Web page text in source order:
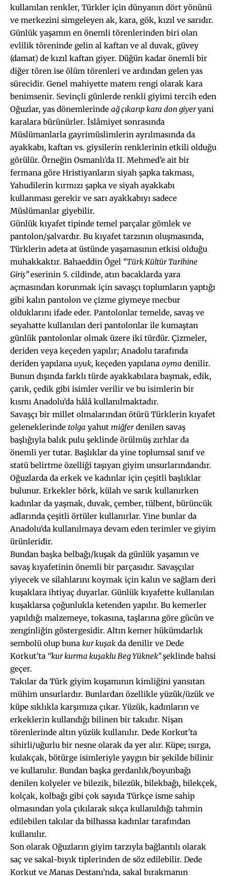
kullanılan renkler, Türkler için dünyanın dört yönünü
ve merkezini simgeleyen ak, kara, gök, kızıl ve sarıdır.
Günlük yaşamın en önemli törenlerinden biri olan
evlilik töreninde gelin al kaftan ve al duvak, güvey
(damat) de kızıl kaftan giyer. Düğün kadar önemli bir
diğer tören ise ölüm törenleri ve ardından gelen yas
sürecidir. Genel mahiyette matem rengi olarak kara
benimsenir. Sevinçli günlerde renkli giyimi tercih eden
Oğuzlar, yas dönemlerinde ağ çıkarıp kara don giyeryani
karalara bürünürler. İslâmiyet sonrasında
Müslümanlarla gayrimüslimlerin ayrılmasında da
ayakkabı, kaftan vs. giysilerin renklerinin etkili olduğu
görülür. Örneğin Osmanlı’da II. Mehmed’e ait bir
fermana göre Hristiyanların siyah şapka takması,
Yahudilerin kırmızı şapka ve siyah ayakkabı
kullanması gerekir ve sarı ayakkabıyı sadece
Müslümanlar giyebilir.
Günlük kıyafet tipinde temel parçalar gömlek ve
pantolon/şalvardır. Bu kıyafet tarzının oluşmasında,
Türklerin adeta at üstünde yaşamasının etkisi olduğu
muhakkaktır. Bahaeddin Ögel “Türk Kültür Tarihine
Giriş”eserinin 5. cildinde, atın bacaklarda yara
açmasından korunmak için savaşçı toplumların yaptığı
gibi kalın pantolon ve çizme giymeye mecbur
olduklarını ifade eder. Pantolonlar temelde, savaş ve
seyahatte kullanılan deri pantolonlar ile kumaştan
günlük pantolonlar olmak üzere iki türdür. Çizmeler,
deriden veya keçeden yapılır; Anadolu tarafında
deriden yapılana uyuk, keçeden yapılana oyma denilir.
Bunun dışında farklı türde ayakkabılara başmak, edik,
çarık, çedik gibi isimler verilir ve bu isimlerin bir
kısmı Anadolu’da hâlâ kullanılmaktadır.
Savaşçı bir millet olmalarından ötürü Türklerin kıyafet
geleneklerinde tolga yahut miğferdenilen savaş
başlığıyla balık pulu şeklinde örülmüş zırhlar da
önemli yer tutar. Başlıklar da yine toplumsal sınıf ve
statü belirtme özelliği taşıyan giyim unsurlarındandır.
Oğuzlarda da erkek ve kadınlar için çeşitli başlıklar
bulunur. Erkekler börk, külah ve sarık kullanırken
kadınlar da yaşmak, duvak, çember, tülbent, bürüncük
adlarında çeşitli örtüler kullanırlar. Yine bunlar da
Anadolu’da kullanılmaya devam eden terimler ve giyim
ürünleridir.
Bundan başka belbağı/kuşak da günlük yaşamın ve
savaş kıyafetinin önemli bir parçasıdır. Savaşçılar
yiyecek ve silahlarını koymak için kalın ve sağlam deri
kuşaklara ihtiyaç duyarlar. Günlük kıyafette kullanılan
kuşaklarsa çoğunlukla ketenden yapılır. Bu kemerler
yapıldığı malzemeye, tokasına, taşlarına göre gücün ve
zenginliğin göstergesidir. Altın kemer hükümdarlık
sembolü olup buna kur kuşak da denilir ve Dede
Korkut’ta ‘’kur kurma kuşaklu Beg Yüknek’’şeklinde bahsi
geçer.
Takılar da Türk giyim kuşamının kimliğini yansıtan
mühim unsurlardır. Bunlardan özellikle yüzük/üzük ve
küpe sıklıkla karşımıza çıkar. Yüzük, kadınların ve
erkeklerin kullandığı bilinen bir takıdır. Nişan
törenlerinde altın yüzük kullanılır. Dede Korkut’ta
sihirli/uğurlu bir nesne olarak da yer alır. Küpe; ısırga,
kulakçak, bötürge isimleriyle yaygın bir şekilde bilinir
ve kullanılır. Bundan başka gerdanlık/boyunbağı
denilen kolyeler ve bilezik, bilezük, bilekbağı, bilekçek,
kolçak, kolbağı gibi çok sayıda Türkçe isme sahip
olmasından yola çıkılarak sıkça kullanıldığı tahmin
edilebilen takılar da bilhassa kadınlar tarafından
kullanılır.
Son olarak Oğuzların giyim tarzıyla bağlantılı olarak
saç ve sakal-bıyık tiplerinden de söz edilebilir. Dede
Korkut ve Manas Destanı’nda, sakal bırakmanın